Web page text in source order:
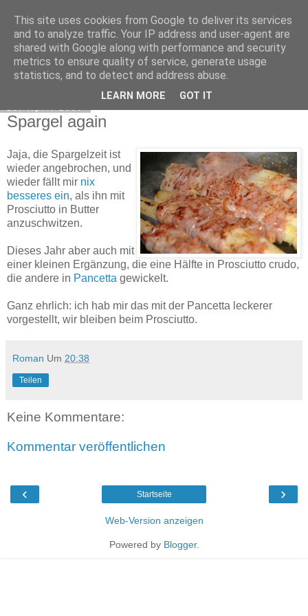
Exec Mampf
Spargel again
Jaja, die Spargelzeit ist
wieder angebrochen, und
wieder fällt mir nix
besseres ein, als ihn mit
Prosciutto in Butter
anzuschwitzen.
Dieses Jahr aber auch mit
einer kleinen Ergänzung, die eine Hälfte in Prosciutto crudo,
die andere in Pancetta gewickelt.
Ganz ehrlich: ich hab mir das mit der Pancetta leckerer
vorgestellt, wir bleiben beim Prosciutto.
Roman Um 20:38
Teilen
Keine Kommentare:
Kommentar veröffentlichen
‹ ›
Startseite
Web-Version anzeigen
Powered by Blogger.
This site uses cookies from Google to deliver its services
and to analyze traffic. Your IP address and user-agent are
shared with Google along with performance and security
metrics to ensure quality of service, generate usage
statistics, and to detect and address abuse.
LEARN MORE GOT IT